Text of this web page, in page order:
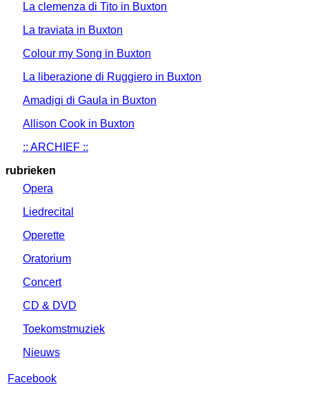
La clemenza di Tito in Buxton
La traviata in Buxton
Colour my Song in Buxton
La liberazione di Ruggiero in Buxton
Amadigi di Gaula in Buxton
Allison Cook in Buxton
:: ARCHIEF ::
rubrieken
Opera
Liedrecital
Operette
Oratorium
Concert
CD & DVD
Toekomstmuziek
Nieuws
Facebook